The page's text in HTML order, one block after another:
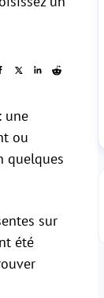
une
ou
quelques
sur
été